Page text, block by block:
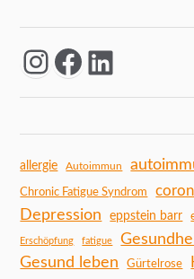
allergie Autoimmun
Chronic Fatigue Syndrom
Depression eppstein barr
Erschöpfung fatigue
Gesund leben Gürtelrose